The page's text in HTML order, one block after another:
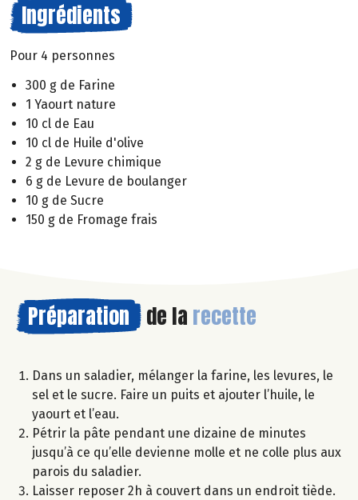
Ingrédients
Pour 4 personnes
300 g de Farine
1 Yaourt nature
10 cl de Eau
10 cl de Huile d'olive
2 g de Levure chimique
6 g de Levure de boulanger
10 g de Sucre
150 g de Fromage frais
Préparation de la recette
Dans un saladier, mélanger la farine, les levures, le
sel et le sucre. Faire un puits et ajouter l’huile, le
yaourt et l’eau.
Pétrir la pâte pendant une dizaine de minutes
jusqu’à ce qu’elle devienne molle et ne colle plus aux
parois du saladier.
Laisser reposer 2h à couvert dans un endroit tiède.